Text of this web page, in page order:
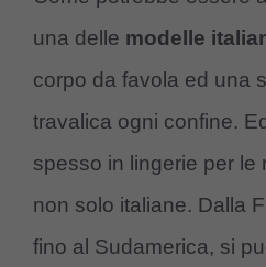
una delle modelle
corpo da favola ed una
travalica ogni confine.
spesso in lingerie per le
non solo italiane. Dalla
fino al Sudamerica, si